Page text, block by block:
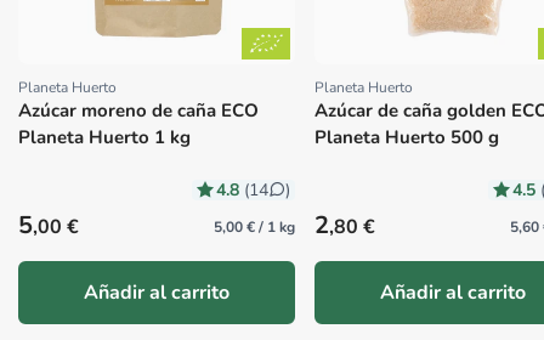
Proveedor:
Planeta Huerto
Azúcar moreno de caña ECO
Planeta Huerto 1 kg
4.8 (14 )
Precio habitual
5,00 € 5,00 € / 1 kg
Añadir al carrito
Proveedor:
Planeta Huerto
Azúcar de caña golden
Planeta Huerto 500 g
4.5
Precio habitual
2,80 € 5,60
Añadir al carrito